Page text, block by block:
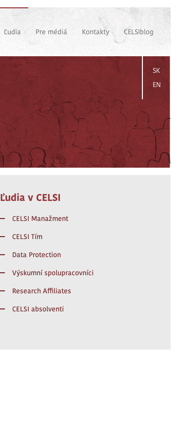
Ľudia Pre médiá Kontakty CELSIblog
SK
EN
Ľudia v CELSI
CELSI Manažment
CELSI Tím
Data Protection
Výskumní spolupracovníci
Research Affiliates
CELSI absolventi